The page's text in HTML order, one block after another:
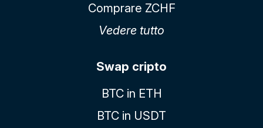
Comprare ZCHF
Vedere tutto
Swap cripto
BTC in ETH
BTC in USDT